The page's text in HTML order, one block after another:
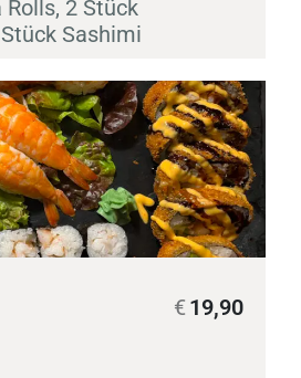
2 Stück
Sashimi
19,90
€